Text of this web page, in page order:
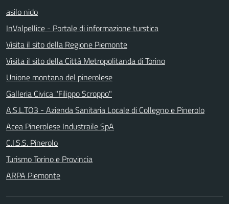
asilo nido
InValpellice - Portale di informazione turstica
Visita il sito della Regione Piemonte
Visita il sito della Città Metropolitanda di Torino
Unione montana del pinerolese
Galleria Civica "Filippo Scroppo"
A.S.L.TO3 - Azienda Sanitaria Locale di Collegno e Pinerolo
Acea Pinerolese Industraile SpA
C.I.S.S. Pinerolo
Turismo Torino e Provincia
ARPA Piemonte